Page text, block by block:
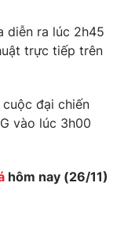
diễn ra lúc 2h45
trực tiếp trên
đại chiến
vào lúc 3h00
hôm nay (26/11)